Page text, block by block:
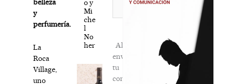
belleza
y
perfumería.
La
Roca
Village,
uno
o y
Mi
che
l
No
her
Al
enviar
tu
comentario,